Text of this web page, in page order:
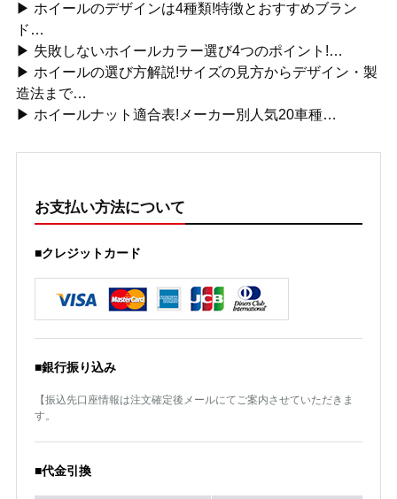
▶ ホイールのデザインは4種類!特徴とおすすめブラン
ド…
▶ 失敗しないホイールカラー選び4つのポイント!…
▶ ホイールの選び方解説!サイズの見方からデザイン・製
造法まで…
▶ ホイールナット適合表!メーカー別人気20車種…
お支払い方法について
■クレジットカード
■銀行振り込み
【振込先口座情報は注文確定後メールにてご案内させていただきま
す。
■代金引換